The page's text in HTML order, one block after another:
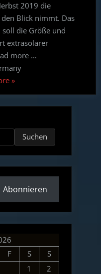
2019 die
Blick nimmt. Das
die Größe und
extrasolarer
more …
“Weekly
Spacecraft
Mission
(English,
German)
–
22.08.19”
»
Suchen
Abonnieren
F S
S
1
2